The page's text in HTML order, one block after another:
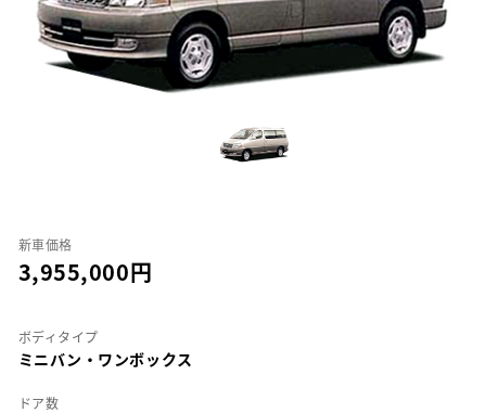
新車価格
3,955,000
ボディタイプ
ミニバン・ワンボックス
ドア数